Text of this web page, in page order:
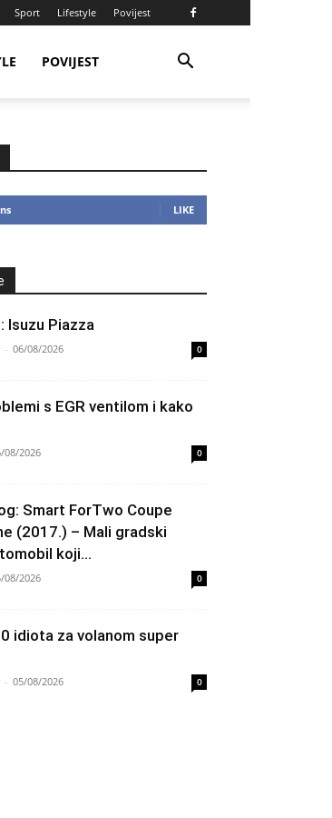
Sport Lifestyle Povijest
POVIJEST
LIKE
Isuzu Piazza
- 06/08/2026 0
s EGR ventilom i kako
08/2026 0
Smart ForTwo Coupe
(2017.) – Mali gradski
koji...
08/2026 0
idiota za volanom super
- 05/08/2026 0